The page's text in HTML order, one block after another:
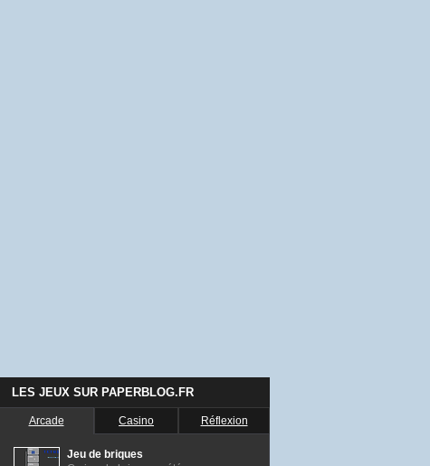
LES JEUX SUR PAPERBLOG.FR
Arcade Casino Réflexion
Jeu de briques